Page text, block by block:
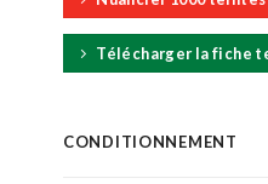
Télécharger la fiche
CONDITIONNEMENT